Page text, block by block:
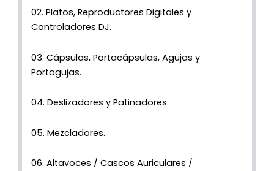
02. Platos, Reproductores Digitales y
Controladores DJ.
03. Cápsulas, Portacápsulas, Agujas y
Portagujas.
04. Deslizadores y Patinadores.
05. Mezcladores.
06. Altavoces / Cascos Auriculares /